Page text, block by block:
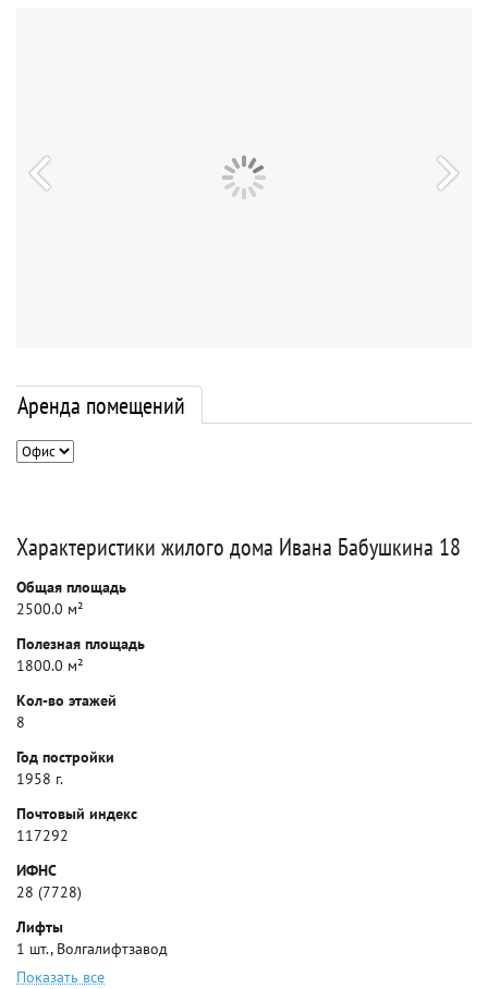
Аренда помещений
Характеристики жилого дома Ивана Бабушкина 18
Общая площадь
2500.0 м²
Полезная площадь
1800.0 м²
Кол-во этажей
8
Год постройки
1958 г.
Почтовый индекс
117292
ИФНС
28 (7728)
Лифты
1 шт., Волгалифтзавод
Показать все